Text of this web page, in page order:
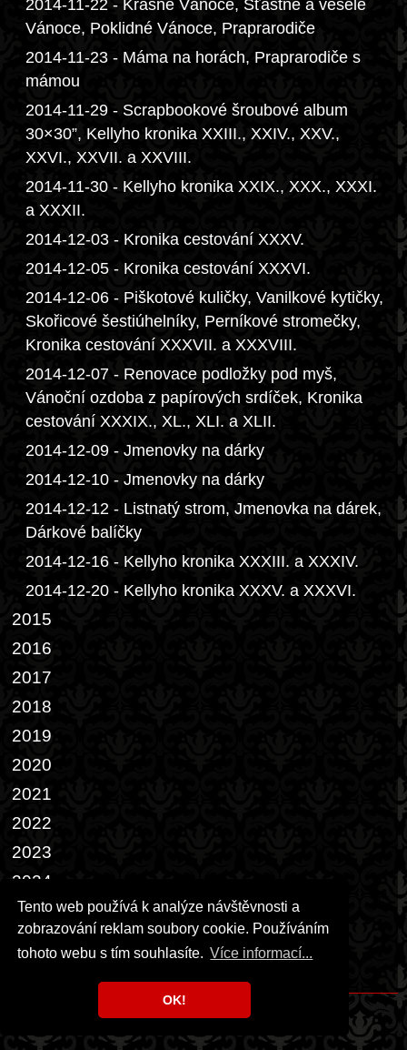
Tento web používá k analýze návštěvnosti a
zobrazování reklam soubory cookie. Používáním
tohoto webu s tím souhlasíte. Více informací...
OK!
2014-11-22 - Krásné Vánoce, Šťastné a veselé
Vánoce, Poklidné Vánoce, Praprarodiče
2014-11-23 - Máma na horách, Praprarodiče s
mámou
2014-11-29 - Scrapbookové šroubové album
30×30”, Kellyho kronika XXIII., XXIV., XXV.,
XXVI., XXVII. a XXVIII.
2014-11-30 - Kellyho kronika XXIX., XXX., XXXI.
a XXXII.
2014-12-03 - Kronika cestování XXXV.
2014-12-05 - Kronika cestování XXXVI.
2014-12-06 - Piškotové kuličky, Vanilkové kytičky,
Skořicové šestiúhelníky, Perníkové stromečky,
Kronika cestování XXXVII. a XXXVIII.
2014-12-07 - Renovace podložky pod myš,
Vánoční ozdoba z papírových srdíček, Kronika
cestování XXXIX., XL., XLI. a XLII.
2014-12-09 - Jmenovky na dárky
2014-12-10 - Jmenovky na dárky
2014-12-12 - Listnatý strom, Jmenovka na dárek,
Dárkové balíčky
2014-12-16 - Kellyho kronika XXXIII. a XXXIV.
2014-12-20 - Kellyho kronika XXXV. a XXXVI.
2015
2016
2017
2018
2019
2020
2021
2022
2023
2024
2025
2026
Copyright © 1999 - 2026 Milka